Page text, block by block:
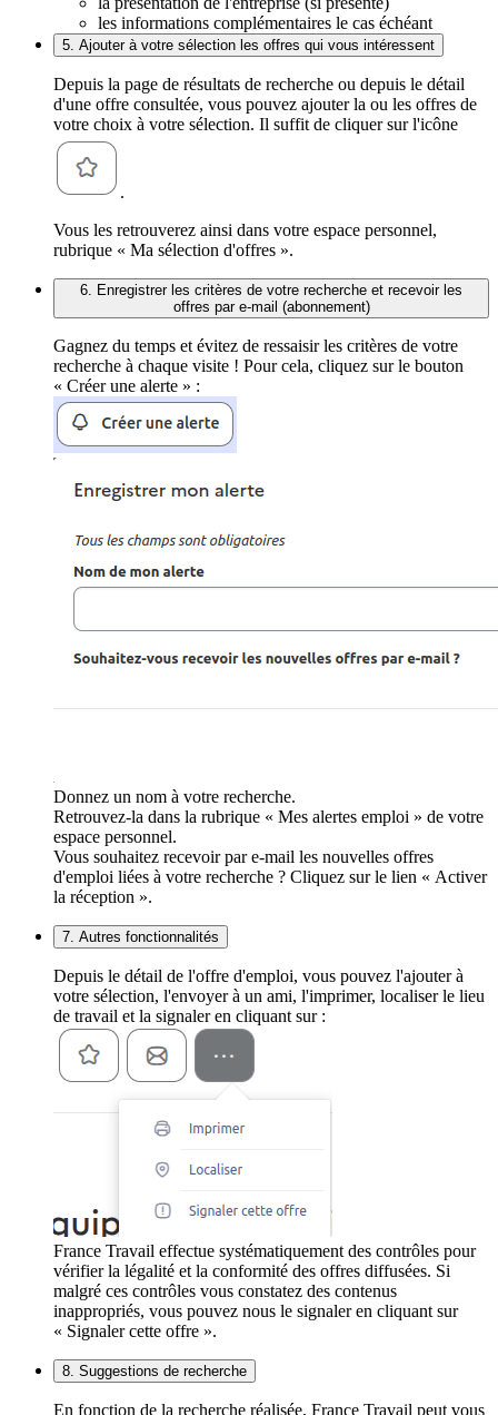
les informations complémentaires le cas échéant
5. Ajouter à votre sélection les offres qui vous intéressent
Depuis la page de résultats de recherche ou depuis le détail
d'une offre consultée, vous pouvez ajouter la ou les offres de
votre choix à votre sélection. Il suffit de cliquer sur l'icône
.
Vous les retrouverez ainsi dans votre espace personnel,
rubrique « Ma sélection d'offres ».
6. Enregistrer les critères de votre recherche et recevoir les
offres par e-mail (abonnement)
Gagnez du temps et évitez de ressaisir les critères de votre
recherche à chaque visite ! Pour cela, cliquez sur le bouton
« Créer une alerte » :
Donnez un nom à votre recherche.
Retrouvez-la dans la rubrique « Mes alertes emploi » de votre
espace personnel.
Vous souhaitez recevoir par e-mail les nouvelles offres
d'emploi liées à votre recherche ? Cliquez sur le lien « Activer
la réception ».
7. Autres fonctionnalités
Depuis le détail de l'offre d'emploi, vous pouvez l'ajouter à
votre sélection, l'envoyer à un ami, l'imprimer, localiser le lieu
de travail et la signaler en cliquant sur :
France Travail effectue systématiquement des contrôles pour
vérifier la légalité et la conformité des offres diffusées. Si
malgré ces contrôles vous constatez des contenus
inappropriés, vous pouvez nous le signaler en cliquant sur
« Signaler cette offre ».
8. Suggestions de recherche
En fonction de la recherche réalisée, France Travail peut vous